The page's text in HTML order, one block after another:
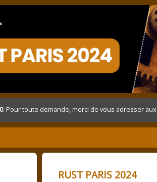
. Pour toute demande, merci de vous adresser
RUST PARIS 2024